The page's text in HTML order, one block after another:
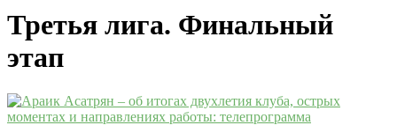
Третья лига. Финальный
этап